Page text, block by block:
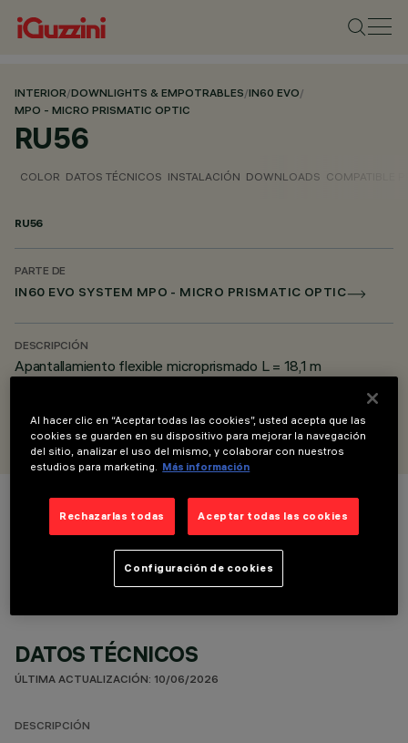
INTERIOR/DOWNLIGHTS & EMPOTRABLES/IN60 EVO/
MPO - MICRO PRISMATIC OPTIC
RU56
COLOR DATOS TÉCNICOS INSTALACIÓN DOWNLOADS COMPATIBLE
RU56
PARTE DE
IN60 EVO SYSTEM MPO - MICRO PRISMATIC OPTIC
DESCRIPCIÓN
Apantallamiento flexible microprismado L = 18,1 m
DISEÑADO POR
iGuzzini
COLOR
DATOS TÉCNICOS
ÚLTIMA ACTUALIZACIÓN: 10/06/2026
DESCRIPCIÓN
Al hacer clic en “Aceptar todas las cookies”, usted acepta que las
cookies se guarden en su dispositivo para mejorar la navegación
del sitio, analizar el uso del mismo, y colaborar con nuestros
estudios para marketing.
Más información
Rechazarlas todas Aceptar todas las cookies
Configuración de cookies